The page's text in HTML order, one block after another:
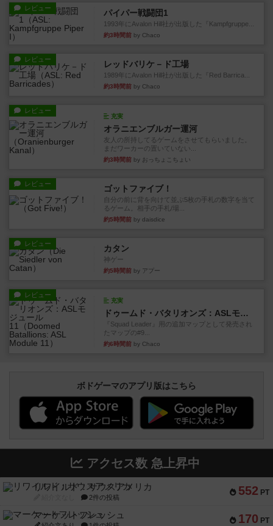
レビュー パイパー戦闘団1
1993年にAvalon Hill社が出版した『Kampfgruppe...
約3時間前 by Chaco
レビュー レッドバリケ－ド工場
1989年にAvalon Hill社が出版した『Red Barrica...
約3時間前 by Chaco
レビュー
充実
オラニエンブルガー運河
友人の所持してるゲームをさせてもらいました。
まだワーカーの置いていない...
約3時間前 by おっちょこちょい
レビュー ゴットファイブ！
自分の前に背を向けて並ぶ5枚の手札の数字を当て
るゲーム。相手の手札/場...
約5時間前 by daisdice
レビュー カタン
神ゲー
約5時間前 by アプー
レビュー
充実
ドゥームド・バタリオンズ：ASLモジュール11
『Squad Leader』用の追加マップとして発売され
たマップの#9...
約6時間前 by Chaco
ボドゲーマのアプリ版はこちら
アクセス数 急上昇中
552 PT
リワイルド：サウスアメリカ
2件の投稿
170 PT
マーケットフレッシュ